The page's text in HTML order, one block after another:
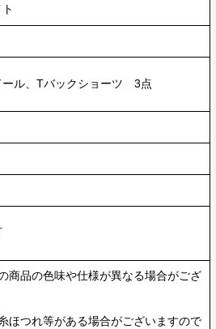
ール、Tバックショーツ 3点
商品の色味や仕様が異なる場合がござ
ほつれ等がある場合がございますので